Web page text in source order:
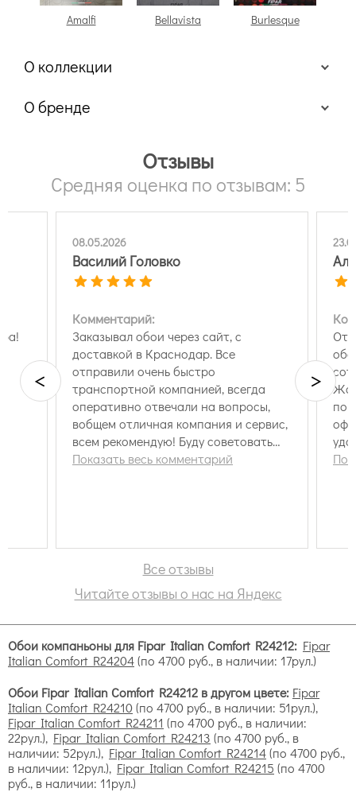
Amalfi Bellavista Burlesque
О коллекции
О бренде
Отзывы
Средняя оценка по отзывам: 5
08.05.2026
Василий Головко
Комментарий:
Заказывал обои через сайт, с
доставкой в Краснодар. Все
отправили очень быстро
транспортной компанией, всегда
оперативно отвечали на вопросы,
вобщем отличная компания и сервис,
всем рекомендую! Буду советовать
друзьям
Показать весь комментарий
< >
Все отзывы
Читайте отзывы о нас на Яндекс
Обои компаньоны для Fipar Italian Comfort R24212: Fipar
Italian Comfort R24204(по 4700 руб., в наличии: 17рул.)
Обои Fipar Italian Comfort R24212 в другом цвете: Fipar
Italian Comfort R24210(по 4700 руб., в наличии: 51рул.),
Fipar Italian Comfort R24211 (по 4700 руб., в наличии:
22рул.), Fipar Italian Comfort R24213 (по 4700 руб., в
наличии: 52рул.), Fipar Italian Comfort R24214(по 4700 руб.,
в наличии: 12рул.), Fipar Italian Comfort R24215 (по 4700
руб., в наличии: 11рул.)